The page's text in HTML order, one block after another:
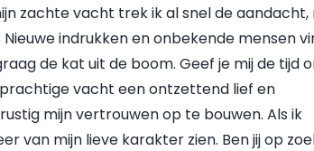
zachte vacht trek ik al snel de
indrukken en onbekende mensen
de kat uit de boom. Geef je mij de tijd
vacht een ontzettend lief en
mijn vertrouwen op te bouwen. Als ik
van mijn lieve karakter zien. Ben jij op